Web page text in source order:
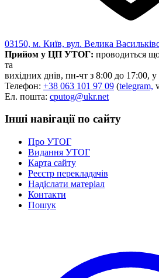
Нормативна база УТОГ
Конвенція ООН
Декларації
Документи ВФГ
Міжнародні документи
03150, м. Київ, вул. Велика
Прийом у ЦП УТОГ: проводиться
та
вихідних днів, пн-чт з 8:00 до 17:00,
Телефон: +38 063 101 97 09 (telegram,
Ел. пошта: cputog@ukr.net
Інші навігації по сайту
Про УТОГ
Видання УТОГ
Карта сайту
Реєстр перекладачів
Надіслати матеріал
Контакти
Пошук